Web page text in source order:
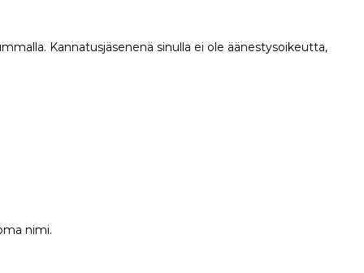
Kannatusjäsenenä sinulla ei ole äänestysoikeutta,
nimi.